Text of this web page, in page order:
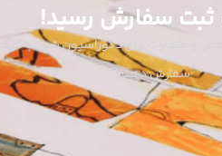
سفارش رسید!
و متفاوت برای دکوراسیون شما. با
سفارش دهید!